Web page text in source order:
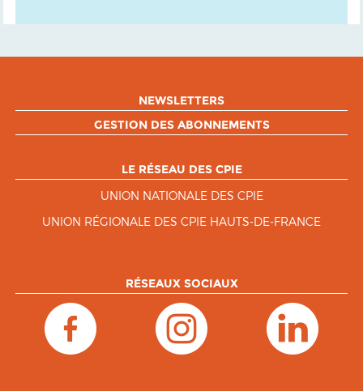
NEWSLETTERS
GESTION DES ABONNEMENTS
LE RÉSEAU DES CPIE
UNION NATIONALE DES CPIE
UNION RÉGIONALE DES CPIE HAUTS-DE-FRANCE
RÉSEAUX SOCIAUX